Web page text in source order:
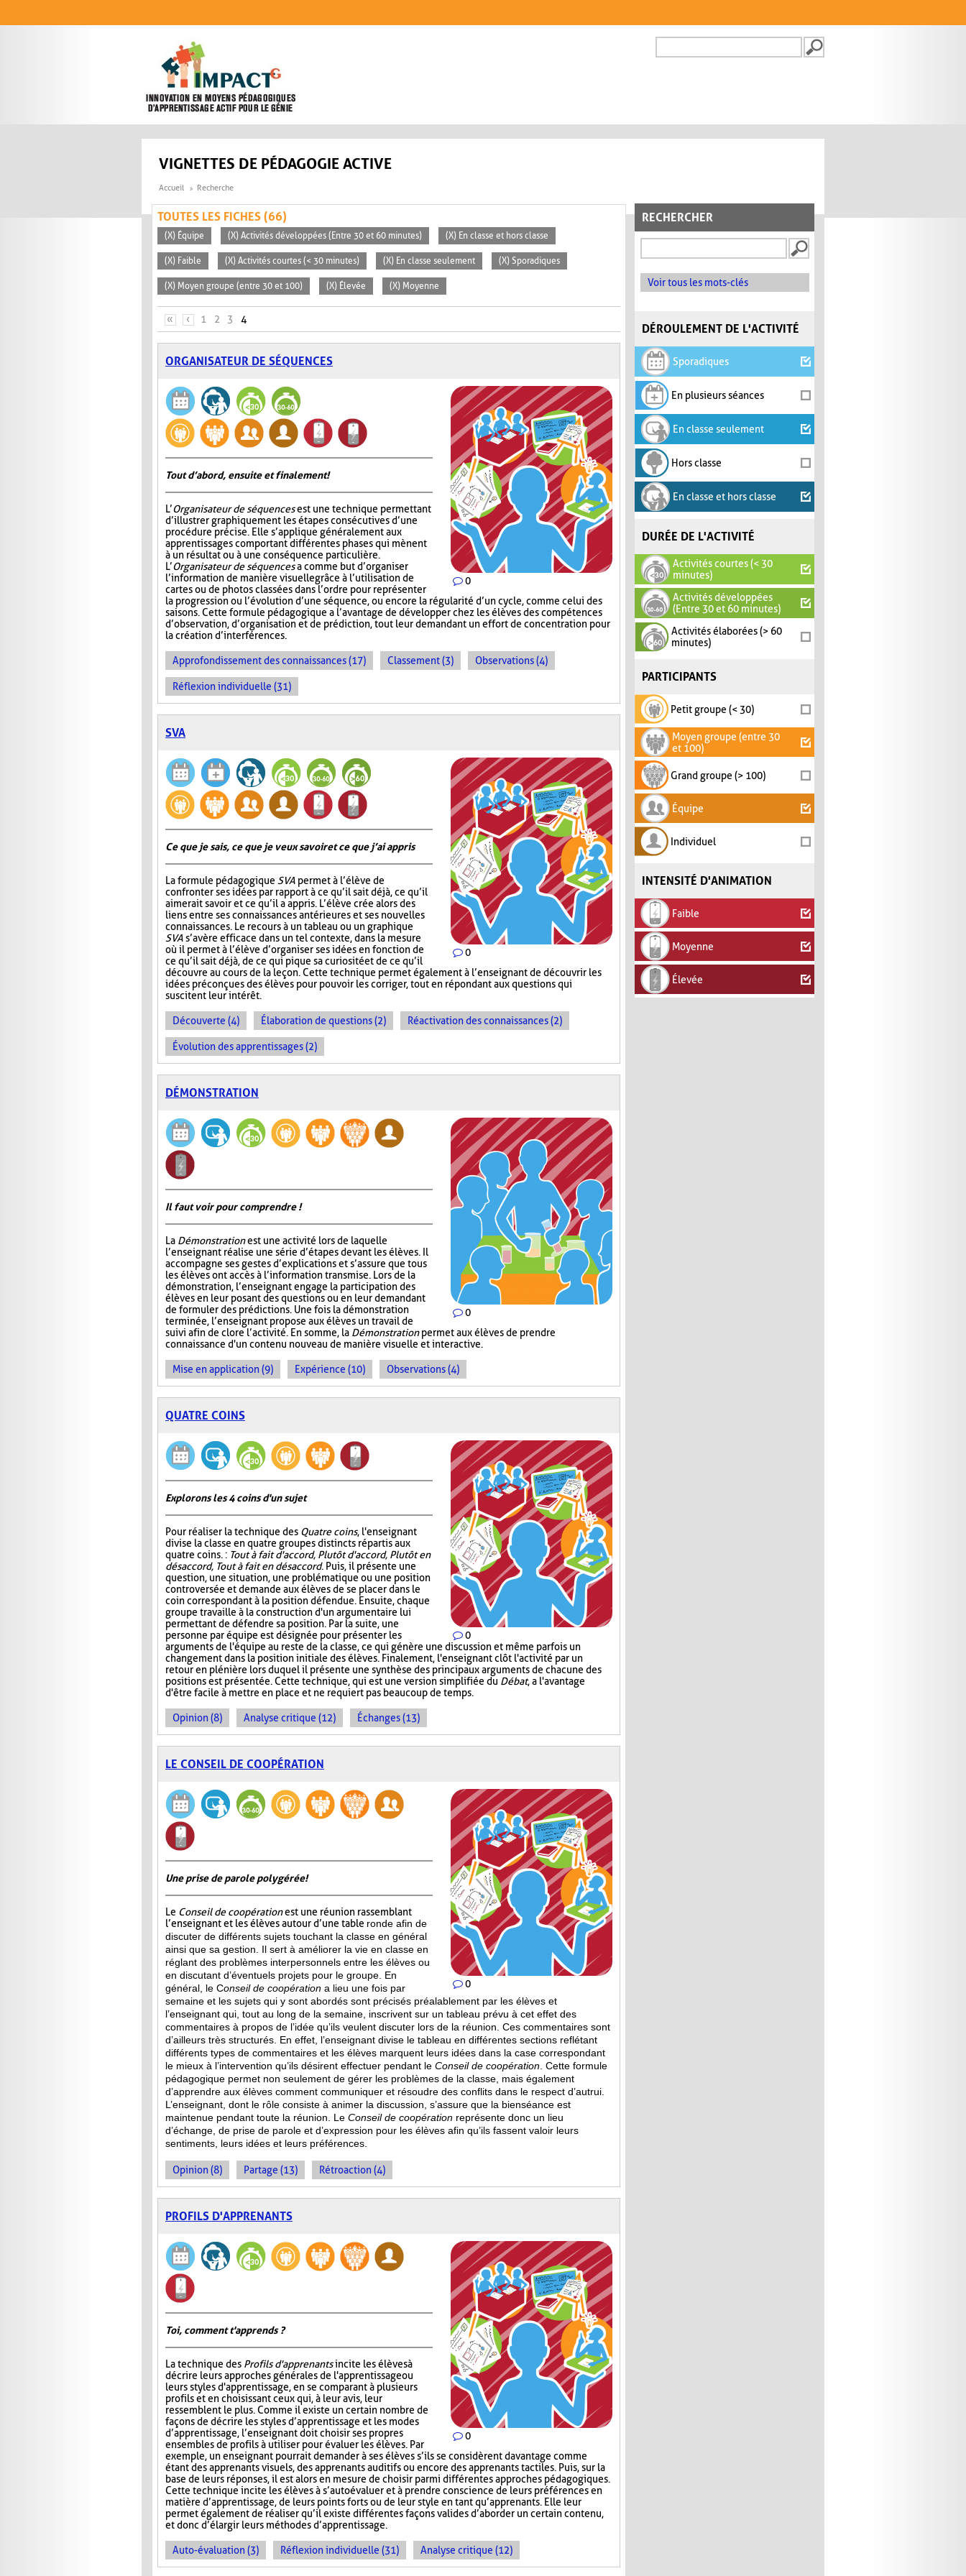
FORMULAIRE DE
VIGNETTES DE PÉDAGOGIE ACTIVE
Accueil Recherche
RECHERCHER
Voir tous les mots-clés
DÉROULEMENT DE L'ACTIVITÉ
Sporadiques
En plusieurs séances
En classe seulement
Hors classe
En classe et hors classe
DURÉE DE L'ACTIVITÉ
Activités courtes (< 30
minutes)
Activités développées
(Entre 30 et 60 minutes)
Activités élaborées (> 60
minutes)
PARTICIPANTS
Petit groupe (< 30)
Moyen groupe (entre 30
et 100)
Grand groupe (> 100)
Équipe
Individuel
INTENSITÉ D'ANIMATION
Faible
Moyenne
Élevée
TOUTES LES FICHES (66)
(X) Équipe (X) Activités développées (Entre 30 et 60 minutes) (X) En classe et hors classe
(X) Faible (X) Activités courtes (< 30 minutes) (X) En classe seulement (X) Sporadiques
(X) Moyen groupe (entre 30 et 100) (X) Élevée (X) Moyenne
PAGES
« ‹ 1 2 3 4
ORGANISATEUR DE SÉQUENCES
0
Tout d’abord, ensuite et finalement!
L’Organisateur de séquencesest une technique permettant
d’illustrer graphiquement les étapes consécutives d’une
procédure précise. Elle s’applique généralement aux
apprentissages comportant différentes phases qui mènent
à un résultat ou à une conséquence particulière.
L’Organisateur de séquencesa comme but d’organiser
l’information de manière visuellegrâce à l’utilisation de
cartes ou de photos classées dans l’ordre pour représenter
la progression ou l’évolution d’une séquence, ou encore la régularité d’un cycle, comme celui des
saisons. Cette formule pédagogique a l’avantage de développer chez les élèves des compétences
d’observation, d’organisation et de prédiction, tout leur demandant un effort de concentration pour
la création d’interférences.
Approfondissement des connaissances (17) Classement (3) Observations (4)
Réflexion individuelle (31)
SVA
0
Ce que je sais, ce que je veux savoir et ce que j’ai appris
La formule pédagogique SVA permet à l’élève de
confronter ses idées par rapport à ce qu’il sait déjà, ce qu’il
aimerait savoir et ce qu’il a appris. L’élève crée alors des
liens entre ses connaissances antérieures et ses nouvelles
connaissances. Le recours à un tableau ou un graphique
SVAs’avère efficace dans un tel contexte, dans la mesure
où il permet à l’élève d’organiser ses idées en fonction de
ce qu’il sait déjà, de ce qui pique sa curiosité et de ce qu’il
découvre au cours de la leçon. Cette technique permet également à l’enseignant de découvrir les
idées préconçues des élèves pour pouvoir les corriger, tout en répondant aux questions qui
suscitent leur intérêt.
Découverte (4) Élaboration de questions (2) Réactivation des connaissances (2)
Évolution des apprentissages (2)
DÉMONSTRATION
0
Il faut voir pour comprendre !
La Démonstrationest une activité lors de laquelle
l’enseignant réalise une série d’étapes devant les élèves. Il
accompagne ses gestes d’explications et s’assure que tous
les élèves ont accès à l’information transmise. Lors de la
démonstration, l’enseignant engage la participation des
élèves en leur posant des questions ou en leur demandant
de formuler des prédictions. Une fois la démonstration
terminée, l’enseignant propose aux élèves un travail de
suivi afin de clore l’activité. En somme, la Démonstrationpermet aux élèves de prendre
connaissance d'un contenu nouveau de manière visuelle et interactive.
Mise en application (9) Expérience (10) Observations (4)
QUATRE COINS
0
Explorons les 4 coins d'un sujet
Pour réaliser la technique des Quatre coins, l'enseignant
divise la classe en quatre groupes distincts répartis aux
quatre coins. : Tout à fait d'accord, Plutôt d'accord, Plutôt en
désaccord, Tout à fait en désaccord. Puis, il présente une
question, une situation, une problématique ou une position
controversée et demande aux élèves de se placer dans le
coin correspondant à la position défendue. Ensuite, chaque
groupe travaille à la construction d'un argumentaire lui
permettant de défendre sa position. Par la suite, une
personne par équipe est désignée pour présenter les
arguments de l'équipe au reste de la classe, ce qui génère une discussion et même parfois un
changement dans la position initiale des élèves. Finalement, l'enseignant clôt l'activité par un
retour en plénière lors duquel il présente une synthèse des principaux arguments de chacune des
positions est présentée. Cette technique, qui est une version simplifiée du Débat, a l'avantage
d'être facile à mettre en place et ne requiert pas beaucoup de temps.
Opinion (8) Analyse critique (12) Échanges (13)
LE CONSEIL DE COOPÉRATION
0
Une prise de parole polygérée!
Le Conseil de coopérationest une réunion rassemblant
l’enseignant et les élèves autour d’une table ronde afin de
discuter de différents sujets touchant la classe en général
ainsi que sa gestion. Il sert à améliorer la vie en classe en
réglant des problèmes interpersonnels entre les élèves ou
en discutant d’éventuels projets pour le groupe. En
général, le Conseil de coopération a lieu une fois par
semaine et les sujets qui y sont abordés sont précisés préalablement par les élèves et
l’enseignant qui, tout au long de la semaine, inscrivent sur un tableau prévu à cet effet des
commentaires à propos de l’idée qu’ils veulent discuter lors de la réunion. Ces commentaires sont
d’ailleurs très structurés. En effet, l’enseignant divise le tableau en différentes sections reflétant
différents types de commentaires et les élèves marquent leurs idées dans la case correspondant
le mieux à l’intervention qu’ils désirent effectuer pendant le Conseil de coopération. Cette formule
pédagogique permet non seulement de gérer les problèmes de la classe, mais également
d’apprendre aux élèves comment communiquer et résoudre des conflits dans le respect d’autrui.
L’enseignant, dont le rôle consiste à animer la discussion, s’assure que la bienséance est
maintenue pendant toute la réunion. Le Conseil de coopération représente donc un lieu
d’échange, de prise de parole et d’expression pour les élèves afin qu’ils fassent valoir leurs
sentiments, leurs idées et leurs préférences.
Opinion (8) Partage (13) Rétroaction (4)
PROFILS D'APPRENANTS
0
Toi, comment t'apprends ?
La technique des Profils d'apprenantsincite les élèves à
décrire leurs approches générales de l'apprentissage ou
leurs styles d'apprentissage, en se comparant à plusieurs
profils et en choisissant ceux qui, à leur avis, leur
ressemblent le plus. Comme il existe un certain nombre de
façons de décrire les styles d’apprentissage et les modes
d’apprentissage, l’enseignant doit choisir ses propres
ensembles de profils à utiliser pour évaluer les élèves. Par
exemple, un enseignant pourrait demander à ses élèves s’ils se considèrent davantage comme
étant des apprenants visuels, des apprenants auditifs ou encore des apprenants tactiles. Puis, sur la
base de leurs réponses, il est alors en mesure de choisir parmi différentes approches pédagogiques.
Cette technique incite les élèves à s’autoévaluer et à prendre conscience de leurs préférences en
matière d’apprentissage, de leurs points forts ou de leur style en tant qu’apprenants. Elle leur
permet également de réaliser qu’il existe différentes façons valides d’aborder un certain contenu,
et donc d’élargir leurs méthodes d’apprentissage.
Auto-évaluation (3) Réflexion individuelle (31) Analyse critique (12)